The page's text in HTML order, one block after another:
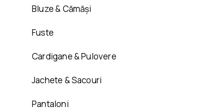
Bluze & Cămăși
Fuste
Cardigane & Pulovere
Jachete & Sacouri
Pantaloni